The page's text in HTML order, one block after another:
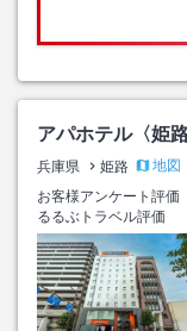
アパホテル〈姫路
兵庫県 姫路
地図
お客様アンケート評価
るるぶトラベル評価